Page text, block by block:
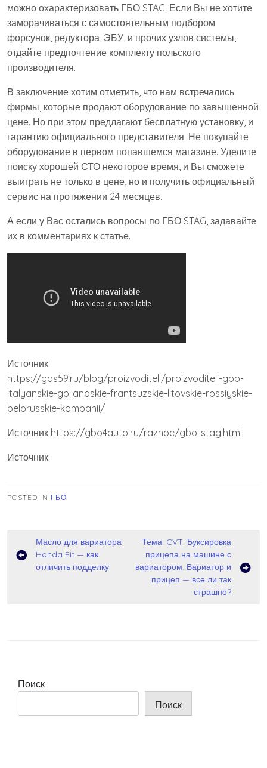
можно охарактеризовать ГБО STAG. Если Вы не хотите
заморачиваться с самостоятельным подбором
форсунок, редуктора, ЭБУ, и прочих узлов системы,
отдайте предпочтение комплекту польского
производителя.
В заключение хотим отметить, что нам встречались
фирмы, которые продают оборудование по завышенной
цене. Но при этом предлагают бесплатную установку, и
гарантию официального представителя. Не покупайте
оборудование в первом попавшемся магазине. Уделите
поиску хорошей СТО некоторое время, и Вы сможете
выиграть не только в цене, но и получить официальный
сервис на протяжении 24 месяцев.
А если у Вас остались вопросы по ГБО STAG, задавайте
их в комментариях к статье.
Источник
https://gas59.ru/blog/proizvoditeli/proizvoditeli-gbo-
italyanskie-gollandskie-frantsuzskie-litovskie-rossiyskie-
belorusskie-kompanii/
Источник https://gbo4auto.ru/raznoe/gbo-stag.html
Источник
POSTED IN ГБО
Навигация
по
Масло для вариатора
Honda Fit — как
отличить подделку
Тема: CVT: Буксировка
прицепа на машине с
вариатором. Вариатор и
прицеп — все ли так
страшно?
Поиск
Поиск